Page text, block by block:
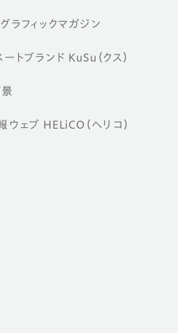
ラフィックマガジン
トブランド KuSu（クス）
ウェブ HELiCO（ヘリコ）